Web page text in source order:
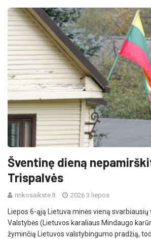
Šventinę dieną
Trispalvės
rinkosaikste.lt 2026 3 liepos
Liepos 6-ąją Lietuva minės vieną
Valstybės (Lietuvos karaliaus Mindaugo
žyminčią Lietuvos valstybingumo pradžią,